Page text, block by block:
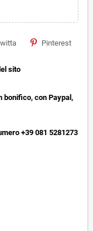
Pinterest
sito
bonifico, con Paypal,
+39 081 5281273